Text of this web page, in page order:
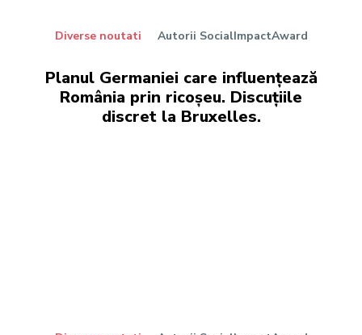
Diverse noutati Autorii SocialImpactAward
Planul Germaniei care influențează
România prin ricoșeu. Discuțiile
discret la Bruxelles.